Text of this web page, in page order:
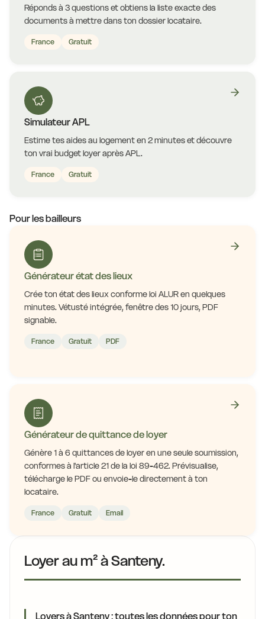
Réponds à 3 questions et obtiens la liste exacte des
documents à mettre dans ton dossier locataire.
France Gratuit
Simulateur APL
Estime tes aides au logement en 2 minutes et découvre
ton vrai budget loyer après APL.
France Gratuit
Pour les bailleurs
Générateur état des lieux
Crée ton état des lieux conforme loi ALUR en quelques
minutes. Vétusté intégrée, fenêtre des 10 jours, PDF
signable.
France Gratuit PDF
Générateur de quittance de loyer
Génère 1 à 6 quittances de loyer en une seule soumission,
conformes à l'article 21 de la loi 89-462. Prévisualise,
télécharge le PDF ou envoie-le directement à ton
locataire.
France Gratuit Email
Loyer au m² à Santeny.
Loyers à Santeny : toutes les données pour ton